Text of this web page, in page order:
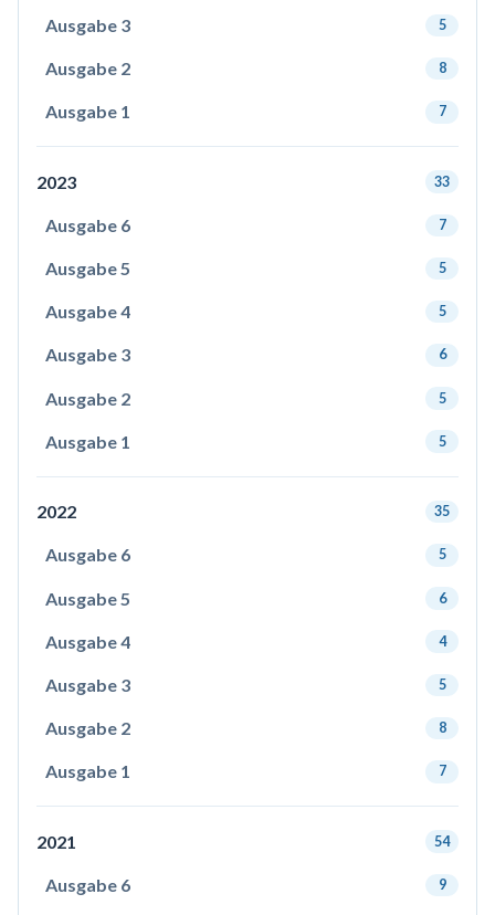
Ausgabe 3 5
Ausgabe 2 8
Ausgabe 1 7
2023 33
Ausgabe 6 7
Ausgabe 5 5
Ausgabe 4 5
Ausgabe 3 6
Ausgabe 2 5
Ausgabe 1 5
2022 35
Ausgabe 6 5
Ausgabe 5 6
Ausgabe 4 4
Ausgabe 3 5
Ausgabe 2 8
Ausgabe 1 7
2021 54
Ausgabe 6 9